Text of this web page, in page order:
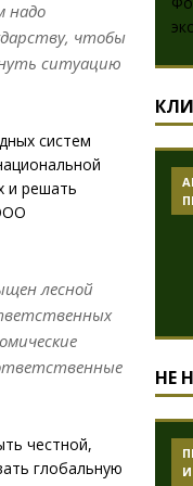
надо
чтобы
ситуацию
систем
и решать
лесной
честной,
глобальную
НЕ